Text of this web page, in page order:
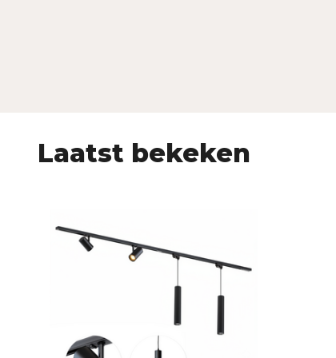
Laatst bekeken